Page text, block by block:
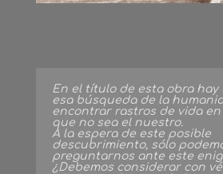
En el título de esta obra hay
esa búsqueda de la
encontrar rastros de vida
que no sea el nuestro.
A la espera de este posible
descubrimiento, sólo
preguntarnos ante este
¿Debemos considerar con